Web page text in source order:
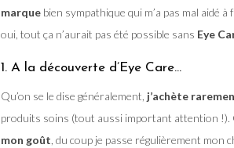
marque bien sympathique qui m’a pas mal aidé
oui, tout ça n’aurait pas été possible sans Eye
1. A la découverte d’Eye Care…
Qu’on se le dise généralement, j’achète
produits soins (tout aussi important attention !).
mon goût , du coup je passe régulièrement mon